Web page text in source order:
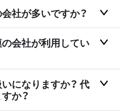
社が多いですか？
会社が利用してい
になりますか？ 代
か？